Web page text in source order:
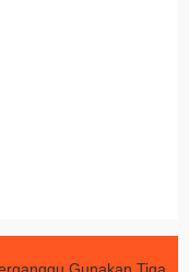
Gunakan Tiga